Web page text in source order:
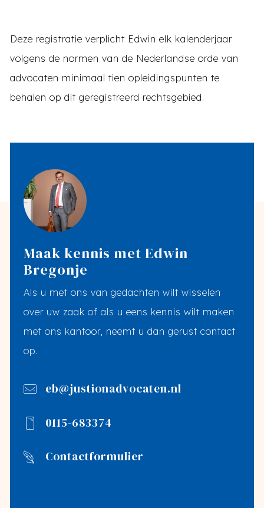
Deze registratie verplicht Edwin elk kalenderjaar
volgens de normen van de Nederlandse orde van
advocaten minimaal tien opleidingspunten te
behalen op dit geregistreerd rechtsgebied.
Maak kennis met Edwin
Bregonje
Als u met ons van gedachten wilt wisselen
over uw zaak of als u eens kennis wilt maken
met ons kantoor, neemt u dan gerust contact
op.
eb@justionadvocaten.nl
0115-683374
Contactformulier